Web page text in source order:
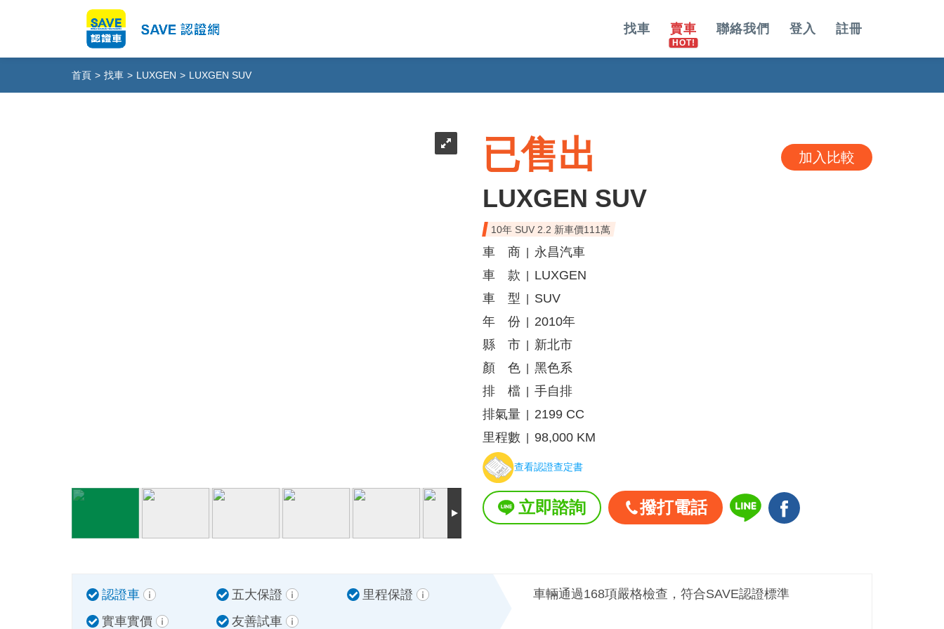
找車 賣車 聯絡我們 登入 註冊
首頁 > 找車 > LUXGEN > LUXGEN SUV
已售出 加入比較
LUXGEN SUV
10年 SUV 2.2 新車價111萬
車 商
永昌汽車
車 款
LUXGEN
車 型
SUV
年 份
2010年
縣 市
新北市
顏 色
黑色系
排 檔
手自排
排氣量
2199 CC
里程數
98,000 KM
查看認證查定書
立即諮詢 撥打電話
認證車 五大保證
里程保證
實車實價
友善試車
車輛通過168項嚴格檢查，符合SAVE認證標準